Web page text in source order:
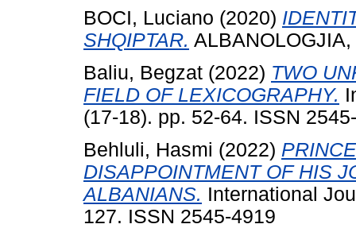
BOCI, Luciano (2020)
SHQIPTAR.
Baliu, Begzat (2022) TWO
FIELD OF LEXICOGRAPHY.
(17-18). pp. 52-64. ISSN
Behluli, Hasmi (2022)
DISAPPOINTMENT OF HIS
ALBANIANS. International
127. ISSN 2545-4919